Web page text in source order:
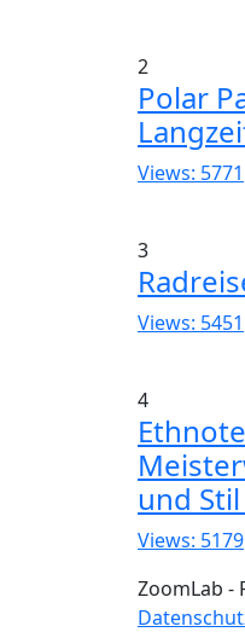
2
Polar
Views: 5771
3
Views: 5451
4
und
Views: 5179
ZoomLab -